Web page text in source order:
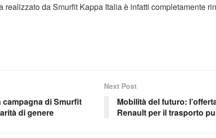
realizzato da Smurfit Kappa Italia è infatti completamente
campagna di Smurfit
di genere
Next Post
Mobilità del futuro:
Renault per il trasporto